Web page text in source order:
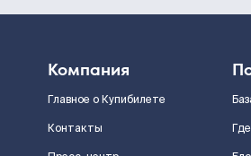
Компания
Главное о Купибилете
Контакты